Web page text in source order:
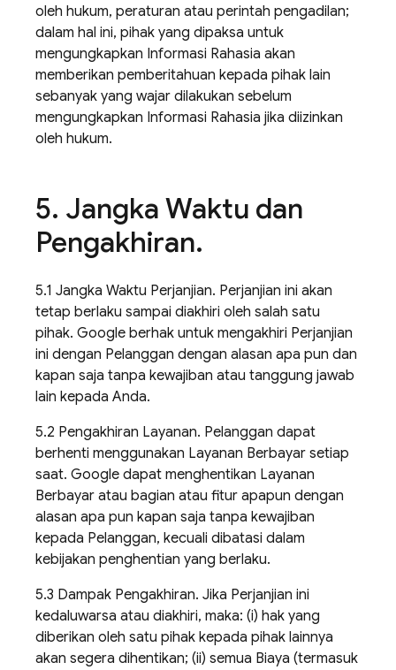
oleh hukum, peraturan atau perintah pengadilan;
dalam hal ini, pihak yang dipaksa untuk
mengungkapkan Informasi Rahasia akan
memberikan pemberitahuan kepada pihak lain
sebanyak yang wajar dilakukan sebelum
mengungkapkan Informasi Rahasia jika diizinkan
oleh hukum.
5. Jangka Waktu dan
Pengakhiran.
5.1 Jangka Waktu Perjanjian. Perjanjian ini akan
tetap berlaku sampai diakhiri oleh salah satu
pihak. Google berhak untuk mengakhiri Perjanjian
ini dengan Pelanggan dengan alasan apa pun dan
kapan saja tanpa kewajiban atau tanggung jawab
lain kepada Anda.
5.2 Pengakhiran Layanan. Pelanggan dapat
berhenti menggunakan Layanan Berbayar setiap
saat. Google dapat menghentikan Layanan
Berbayar atau bagian atau fitur apapun dengan
alasan apa pun kapan saja tanpa kewajiban
kepada Pelanggan, kecuali dibatasi dalam
kebijakan penghentian yang berlaku.
5.3 Dampak Pengakhiran. Jika Perjanjian ini
kedaluwarsa atau diakhiri, maka: (i) hak yang
diberikan oleh satu pihak kepada pihak lainnya
akan segera dihentikan; (ii) semua Biaya (termasuk